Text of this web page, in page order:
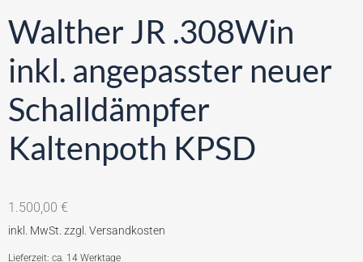
Walther JR .308Win
inkl. angepasster neuer
Schalldämpfer
Kaltenpoth KPSD
1.500,00 €
Lieferzeit: ca. 14 Werktage